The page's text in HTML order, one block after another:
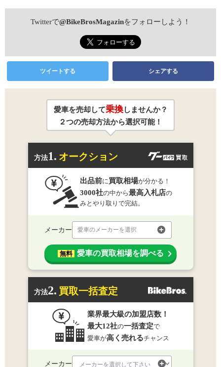
Twitterで@BikeBrosMagazinをフォローしよう！
ツイートする シェアする
愛車を売却して乗換しませんか？
２つの売却方法から選択可能！
方法1. オークション
出品前に買取相場が分かる！
3000社の中から最高入札店の
みとやり取りで完結。
メーカー 愛車のメーカーを選択
無料 愛車の買取相場を調べる
方法2. 買取一括査定
業界最大級の加盟店数！
最大12社の一括査定で
愛車が高く売れるチャンス
メーカー